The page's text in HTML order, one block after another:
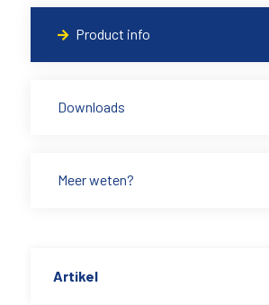
Product info
Downloads
Meer weten?
Artikel